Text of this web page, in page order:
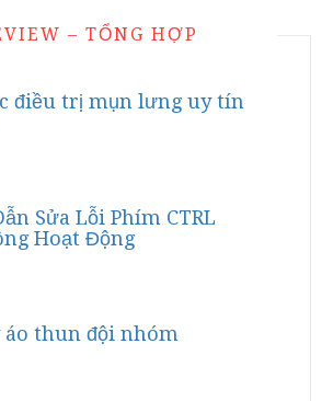
– TỔNG HỢP
điều trị mụn lưng uy tín
Sửa Lỗi Phím CTRL
Hoạt Động
áo thun đội nhóm